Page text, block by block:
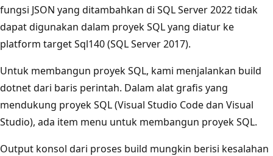
fungsi JSON yang ditambahkan di SQL Server 2022 tidak
dapat digunakan dalam proyek SQL yang diatur ke
platform target Sql140 (SQL Server 2017).
Untuk membangun proyek SQL, kami menjalankan build
dotnet dari baris perintah. Dalam alat grafis yang
mendukung proyek SQL (Visual Studio Code dan Visual
Studio), ada item menu untuk membangun proyek SQL.
Output konsol dari proses build mungkin berisi kesalahan